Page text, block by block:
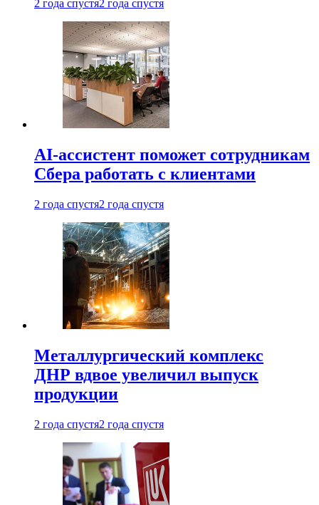
2 года спустя2 года спустя
AI-ассистент поможет сотрудникам
Сбера работать с клиентами
2 года спустя2 года спустя
Металлургический комплекс
ДНР вдвое увеличил выпуск
продукции
2 года спустя2 года спустя